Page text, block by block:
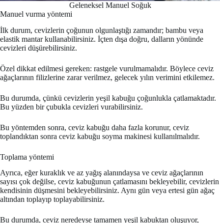
Geleneksel Manuel Soğuk
Manuel vurma yöntemi
İlk durum, cevizlerin çoğunun olgunlaştığı zamandır; bambu veya
elastik mantar kullanabilirsiniz. İçten dışa doğru, dalların yönünde
cevizleri düşürebilirsiniz.
Özel dikkat edilmesi gereken: rastgele vurulmamalıdır. Böylece ceviz
ağaçlarının filizlerine zarar verilmez, gelecek yılın verimini etkilemez.
Bu durumda, çünkü cevizlerin yeşil kabuğu çoğunlukla çatlamaktadır.
Bu yüzden bir çubukla cevizleri vurabilirsiniz.
Bu yöntemden sonra, ceviz kabuğu daha fazla korunur, ceviz
toplandıktan sonra ceviz kabuğu soyma makinesi kullanılmalıdır.
Toplama yöntemi
Ayrıca, eğer kuraklık ve az yağış alanındaysa ve ceviz ağaçlarının
sayısı çok değilse, ceviz kabuğunun çatlamasını bekleyebilir, cevizlerin
kendisinin düşmesini bekleyebilirsiniz. Aynı gün veya ertesi gün ağaç
altından toplayıp toplayabilirsiniz.
Bu durumda, ceviz neredeyse tamamen yeşil kabuktan oluşuyor,